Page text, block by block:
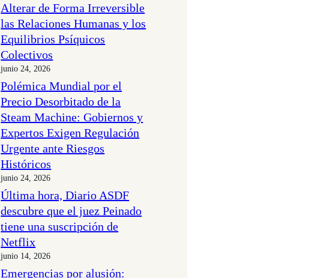
Alterar de Forma Irreversible
las Relaciones Humanas y los
Equilibrios Psíquicos
Colectivos
junio 24, 2026
Polémica Mundial por el
Precio Desorbitado de la
Steam Machine: Gobiernos y
Expertos Exigen Regulación
Urgente ante Riesgos
Históricos
junio 24, 2026
Última hora, Diario ASDF
descubre que el juez Peinado
tiene una suscripción de
Netflix
junio 14, 2026
Emergencias por alusión: